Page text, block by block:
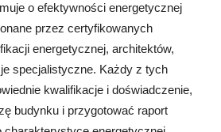
o efektywności energetycznej
przez certyfikowanych
energetycznej, architektów,
specjalistyczne. Każdy z tych
kwalifikacje i doświadczenie,
budynku i przygotować raport